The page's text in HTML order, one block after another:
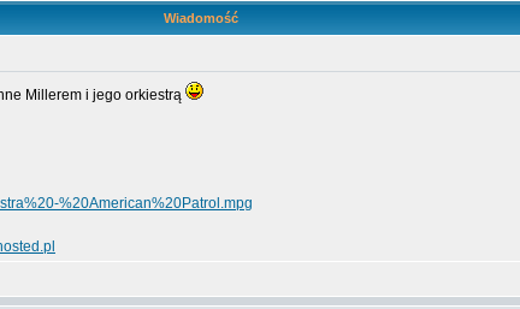
Wiadomość
Millerem i jego orkiestrą
%20American%20Patrol.mpg